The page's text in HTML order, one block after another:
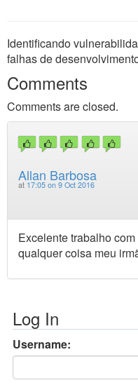
Identificando
falhas de
Comments
Comments are closed.
Allan Barbosa
at 17:05 on 9 Oct 2016
Excelente trabalho
qualquer coisa meu
Log In
Username: